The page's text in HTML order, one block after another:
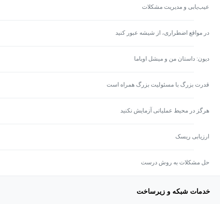
عیب‌یابی و مدیریت مشکلات
در مواقع اضطراری، از شیشه عبور کنید
دیون: داستان من و میشل اوباما
قدرت بزرگ با مسئولیت بزرگ همراه است
هرگز در محیط عملیاتی آزمایش نکنید
ارزیابی ریسک
حل مشکلات به روش درست
خدمات شبکه و زیرساخت